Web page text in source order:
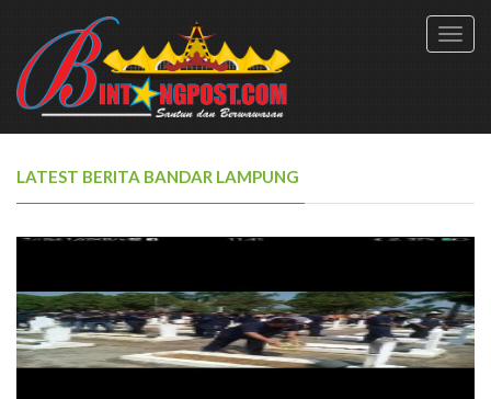
LATEST BERITA BANDAR LAMPUNG